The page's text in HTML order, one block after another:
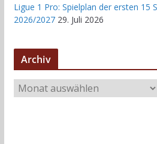
Ligue 1 Pro: Spielplan der ersten 15
2026/2027 29. Juli 2026
Archiv
r